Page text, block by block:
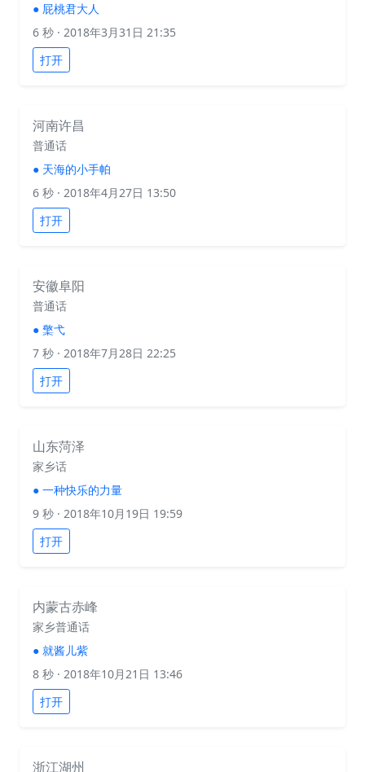
● 屁桃君大人
6 秒 · 2018年3月31日 21:35
打开
河南许昌
普通话
● 天海的小手帕
6 秒 · 2018年4月27日 13:50
打开
安徽阜阳
普通话
● 檠弋
7 秒 · 2018年7月28日 22:25
打开
山东菏泽
家乡话
● 一种快乐的力量
9 秒 · 2018年10月19日 19:59
打开
内蒙古赤峰
家乡普通话
● 就酱儿紫
8 秒 · 2018年10月21日 13:46
打开
浙江湖州